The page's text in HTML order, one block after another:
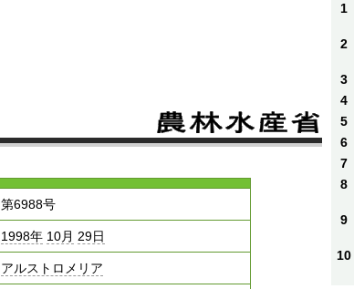
第6988号
1998年 10月 29日
アルストロメリア
1
2
3
4
5
6
7
8
9
10